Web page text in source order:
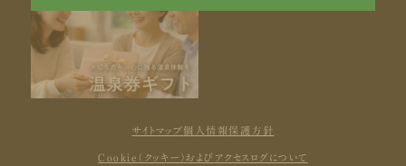
サイトマップ個人情報保護方針
Cookie（クッキー）およびアクセスログについて